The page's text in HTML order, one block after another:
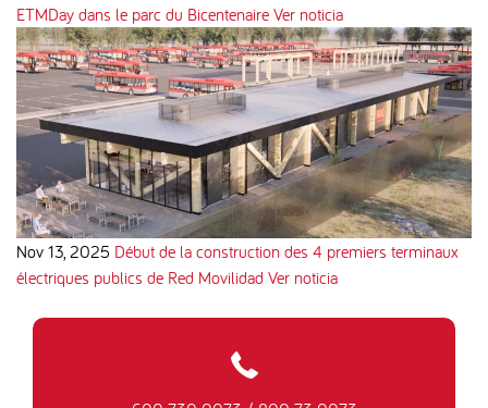
ETMDay dans le parc du Bicentenaire Ver noticia
Nov 13, 2025 Début de la construction des 4 premiers terminaux
électriques publics de Red Movilidad Ver noticia